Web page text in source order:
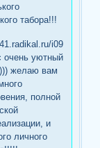
табора!!!
очень уютный
желаю вам
полной
и
личного